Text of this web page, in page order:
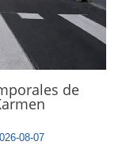
de
08-07